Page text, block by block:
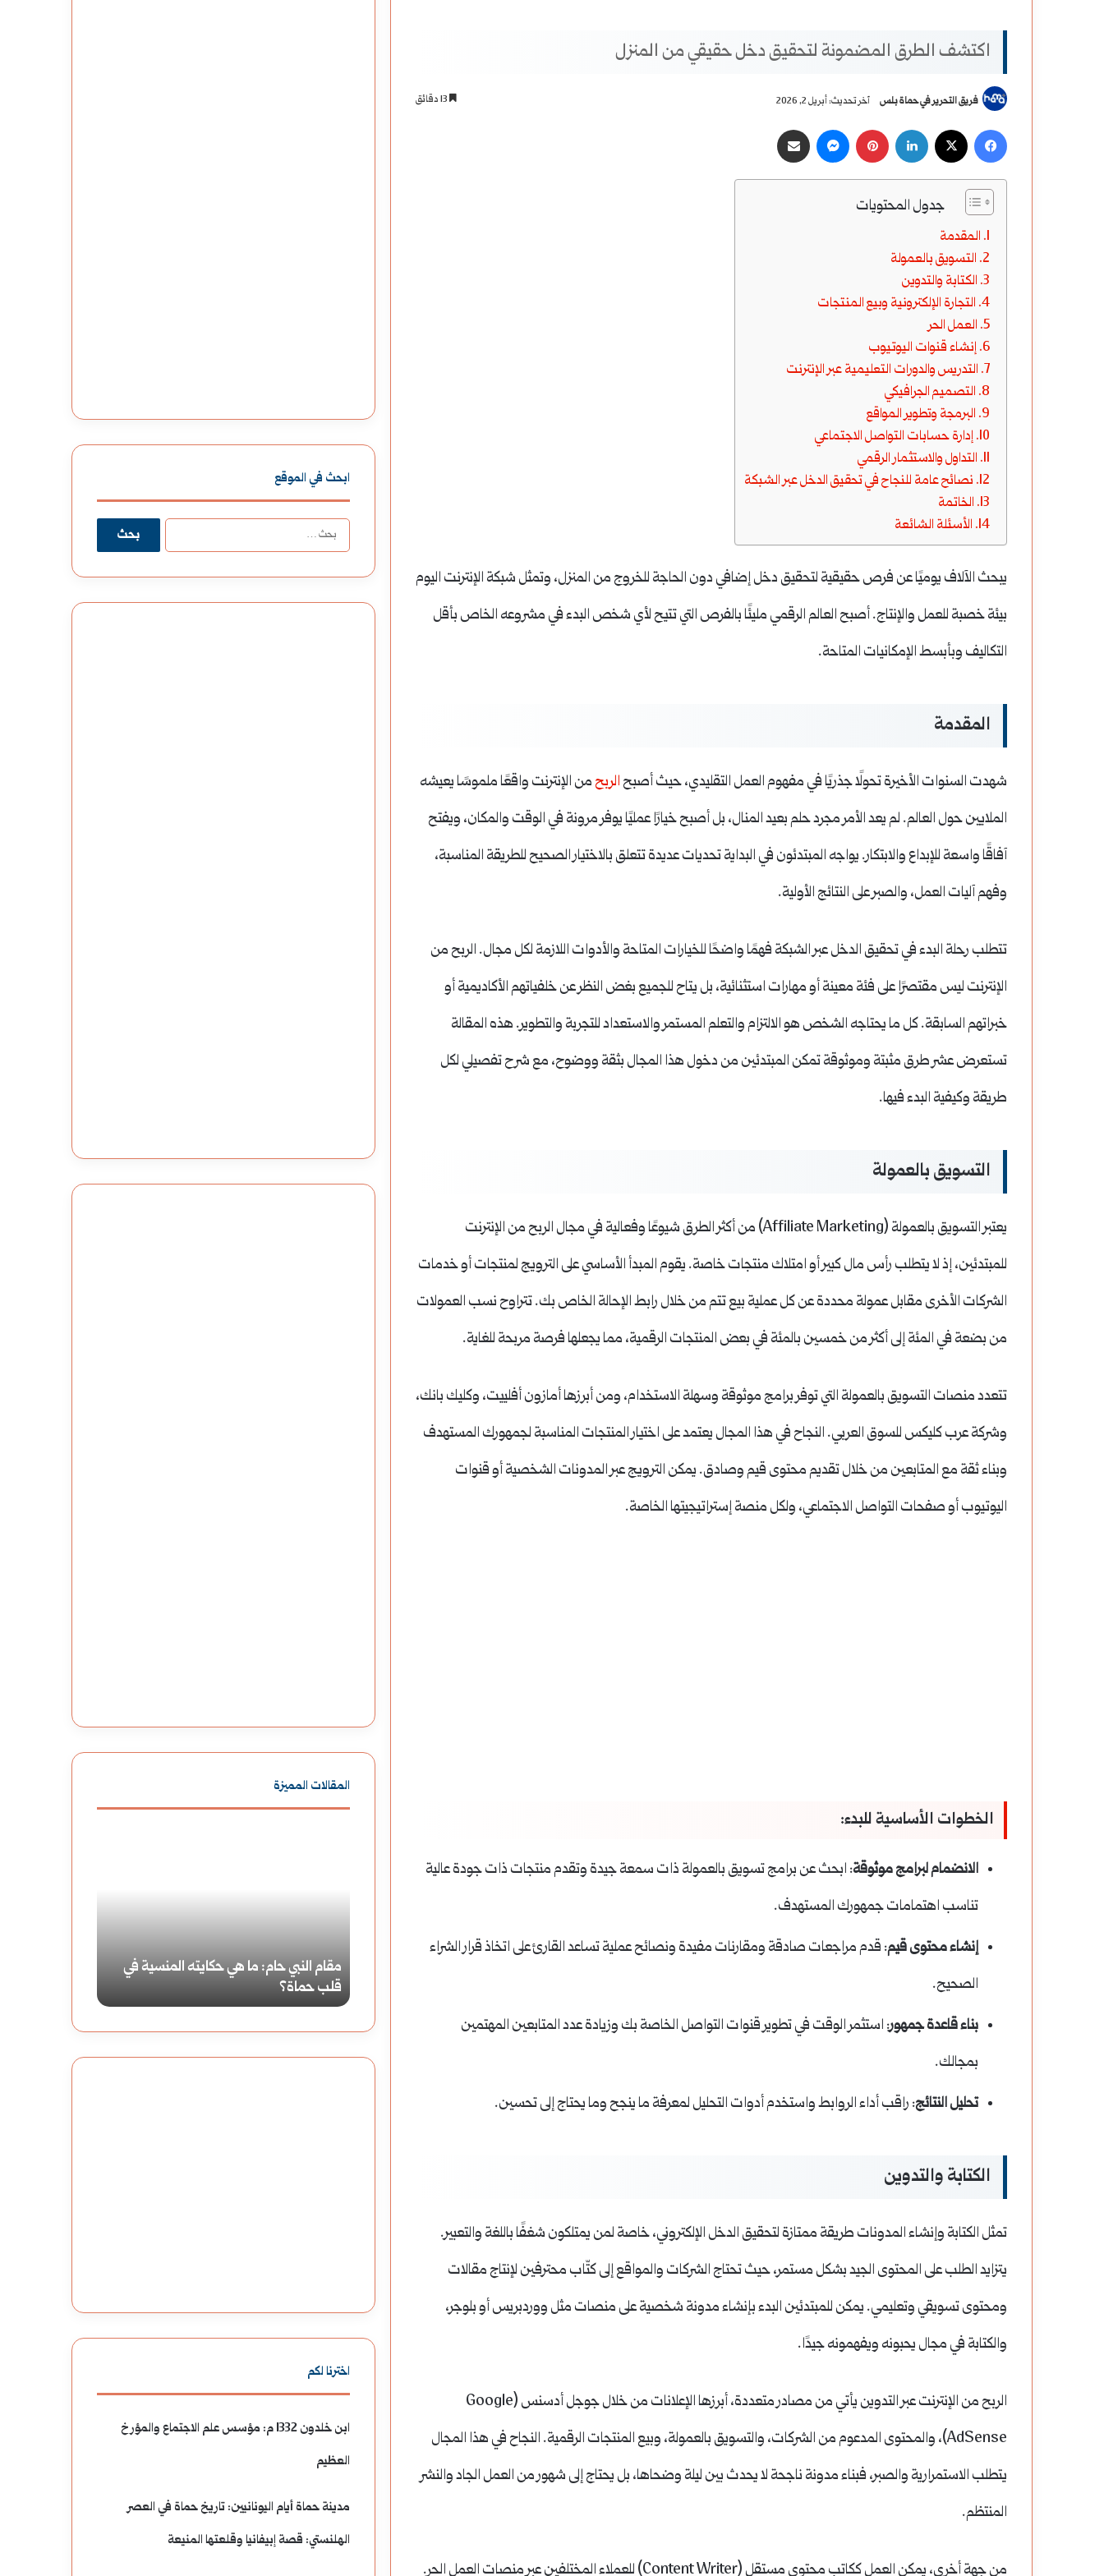
اكتشف الطرق المضمونة لتحقيق دخل حقيقي من المنزل
فريق التحرير في حماة بلس آخر تحديث: أبريل 2, 2026
فيسبوك لينكدإن بينتيريستماسنجر
جدول المحتويات
المقدمة
التسويق بالعمولة
الكتابة والتدوين
التجارة الإلكترونية وبيع المنتجات
العمل الحر
إنشاء قنوات اليوتيوب
التدريس والدورات التعليمية عبر الإنترنت
التصميم الجرافيكي
البرمجة وتطوير المواقع
إدارة حسابات التواصل الاجتماعي
التداول والاستثمار الرقمي
نصائح عامة للنجاح في تحقيق الدخل عبر الشبكة
الخاتمة
الأسئلة الشائعة
يبحث الآلاف يوميًا عن فرص حقيقية لتحقيق دخل إضافي دون الحاجة للخروج من المنزل، وتمثل شبكة الإنترنت اليوم
بيئة خصبة للعمل والإنتاج. أصبح العالم الرقمي مليئًا بالفرص التي تتيح لأي شخص البدء في مشروعه الخاص بأقل
التكاليف وبأبسط الإمكانيات المتاحة.
المقدمة
شهدت السنوات الأخيرة تحولًا جذريًا في مفهوم العمل التقليدي، حيث أصبح الربح من الإنترنت واقعًا ملموسًا يعيشه
الملايين حول العالم. لم يعد الأمر مجرد حلم بعيد المنال، بل أصبح خيارًا عمليًا يوفر مرونة في الوقت والمكان، ويفتح
آفاقًا واسعة للإبداع والابتكار. يواجه المبتدئون في البداية تحديات عديدة تتعلق بالاختيار الصحيح للطريقة المناسبة،
وفهم آليات العمل، والصبر على النتائج الأولية.
تتطلب رحلة البدء في تحقيق الدخل عبر الشبكة فهمًا واضحًا للخيارات المتاحة والأدوات اللازمة لكل مجال. الربح من
الإنترنت ليس مقتصرًا على فئة معينة أو مهارات استثنائية، بل يتاح للجميع بغض النظر عن خلفياتهم الأكاديمية أو
خبراتهم السابقة. كل ما يحتاجه الشخص هو الالتزام والتعلم المستمر والاستعداد للتجربة والتطوير. هذه المقالة
تستعرض عشر طرق مثبتة وموثوقة تمكن المبتدئين من دخول هذا المجال بثقة ووضوح، مع شرح تفصيلي لكل
طريقة وكيفية البدء فيها.
التسويق بالعمولة
يعتبر التسويق بالعمولة (Affiliate Marketing) من أكثر الطرق شيوعًا وفعالية في مجال الربح من الإنترنت
للمبتدئين، إذ لا يتطلب رأس مال كبير أو امتلاك منتجات خاصة. يقوم المبدأ الأساسي على الترويج لمنتجات أو خدمات
الشركات الأخرى مقابل عمولة محددة عن كل عملية بيع تتم من خلال رابط الإحالة الخاص بك. تتراوح نسب العمولات
من بضعة في المئة إلى أكثر من خمسين بالمئة في بعض المنتجات الرقمية، مما يجعلها فرصة مربحة للغاية.
تتعدد منصات التسويق بالعمولة التي توفر برامج موثوقة وسهلة الاستخدام، ومن أبرزها أمازون أفلييت، وكليك بانك،
وشركة عرب كليكس للسوق العربي. النجاح في هذا المجال يعتمد على اختيار المنتجات المناسبة لجمهورك المستهدف
وبناء ثقة مع المتابعين من خلال تقديم محتوى قيم وصادق. يمكن الترويج عبر المدونات الشخصية أو قنوات
اليوتيوب أو صفحات التواصل الاجتماعي، ولكل منصة إستراتيجيتها الخاصة.
الخطوات الأساسية للبدء:
الانضمام لبرامج موثوقة: ابحث عن برامج تسويق بالعمولة ذات سمعة جيدة وتقدم منتجات ذات جودة عالية
تناسب اهتمامات جمهورك المستهدف.
إنشاء محتوى قيم: قدم مراجعات صادقة ومقارنات مفيدة ونصائح عملية تساعد القارئ على اتخاذ قرار الشراء
الصحيح.
بناء قاعدة جمهور: استثمر الوقت في تطوير قنوات التواصل الخاصة بك وزيادة عدد المتابعين المهتمين
بمجالك.
تحليل النتائج: راقب أداء الروابط واستخدم أدوات التحليل لمعرفة ما ينجح وما يحتاج إلى تحسين.
الكتابة والتدوين
تمثل الكتابة وإنشاء المدونات طريقة ممتازة لتحقيق الدخل الإلكتروني، خاصة لمن يمتلكون شغفًا باللغة والتعبير.
يتزايد الطلب على المحتوى الجيد بشكل مستمر، حيث تحتاج الشركات والمواقع إلى كتّاب محترفين لإنتاج مقالات
ومحتوى تسويقي وتعليمي. يمكن للمبتدئين البدء بإنشاء مدونة شخصية على منصات مثل ووردبريس أو بلوجر،
والكتابة في مجال يحبونه ويفهمونه جيدًا.
الربح من الإنترنت عبر التدوين يأتي من مصادر متعددة، أبرزها الإعلانات من خلال جوجل أدسنس (Google
AdSense)، والمحتوى المدعوم من الشركات، والتسويق بالعمولة، وبيع المنتجات الرقمية. النجاح في هذا المجال
يتطلب الاستمرارية والصبر، فبناء مدونة ناجحة لا يحدث بين ليلة وضحاها، بل يحتاج إلى شهور من العمل الجاد والنشر
المنتظم.
من جهة أخرى، يمكن العمل ككاتب محتوى مستقل (Content Writer) للعملاء المختلفين عبر منصات العمل الحر.
ابحث في الموقع
البحث
المقالات المميزة
كيف
تحمي
أموالك
تآكل
شينونغ:
الشاي
والطب
هي
حكايته
المنسية
مقام النبي حام: ما هي حكايته المنسية في
قلب حماة؟
سلوك
المستهلك
2030؟
اخترنا لكم
ابن خلدون 1332 م: مؤسس علم الاجتماع والمؤرخ
العظيم
مدينة حماة أيام اليونانيين: تاريخ حماة في العصر
الهلنستي: قصة إبيفانيا وقلعتها المنيعة